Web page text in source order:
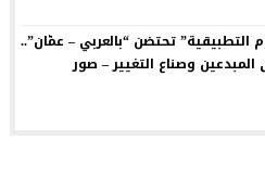
التطبيقية” تحتضن “بالعربي – عمّان”..
وصناع التغيير – صور